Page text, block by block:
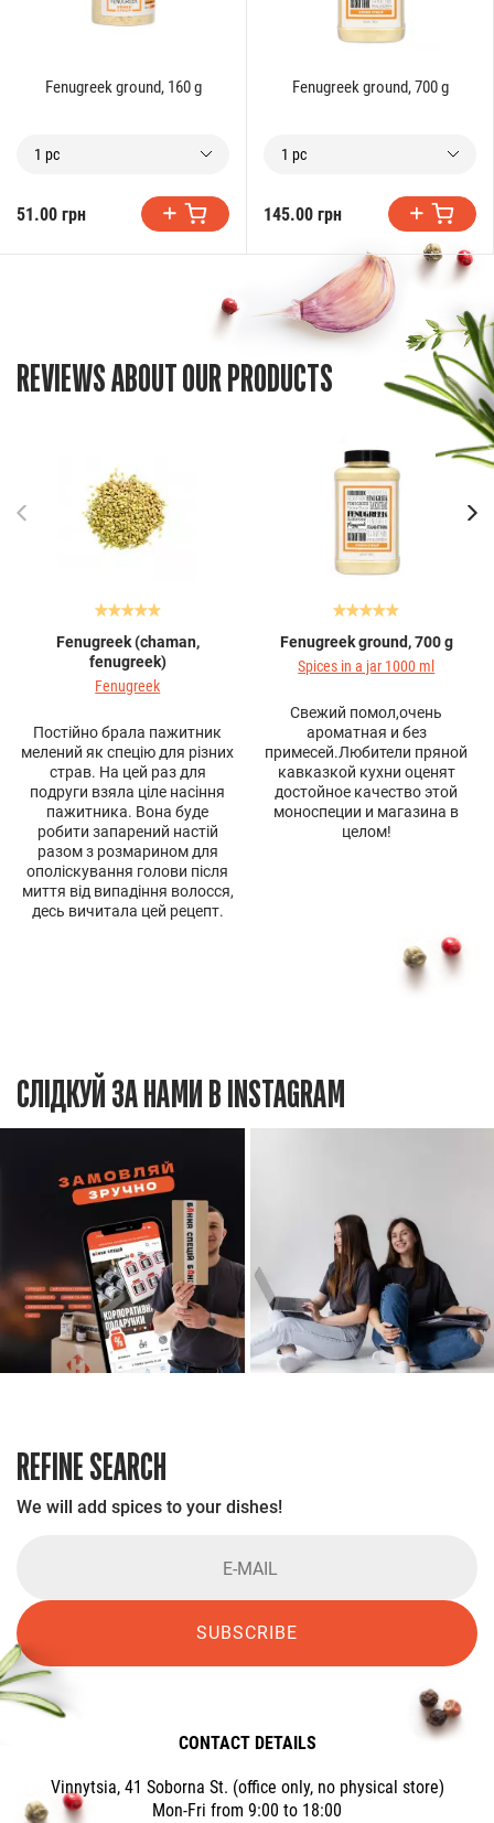
Fenugreek ground, 160 g
1 pc
51.00 грн
Fenugreek ground, 700 g
1 pc
145.00 грн
REVIEWS ABOUT OUR PRODUCTS
Fenugreek (chaman,
fenugreek)
Fenugreek
Постійно брала пажитник
мелений як спецію для різних
страв. На цей раз для
подруги взяла ціле насіння
пажитника. Вона буде
робити запарений настій
разом з розмарином для
ополіскування голови після
миття від випадіння волосся,
десь вичитала цей рецепт.
Fenugreek ground, 700 g
Spices in a jar 1000 ml
Свежий помол,очень
ароматная и без
примесей.Любители пряной
кавказкой кухни оценят
достойное качество этой
моноспеции и магазина в
целом!
СЛІДКУЙ ЗА НАМИ В INSTAGRAM
REFINE SEARCH
We will add spices to your dishes!
SUBSCRIBE
CONTACT DETAILS
Vinnytsia, 41 Soborna St. (office only, no physical store)
Mon-Fri from 9:00 to 18:00